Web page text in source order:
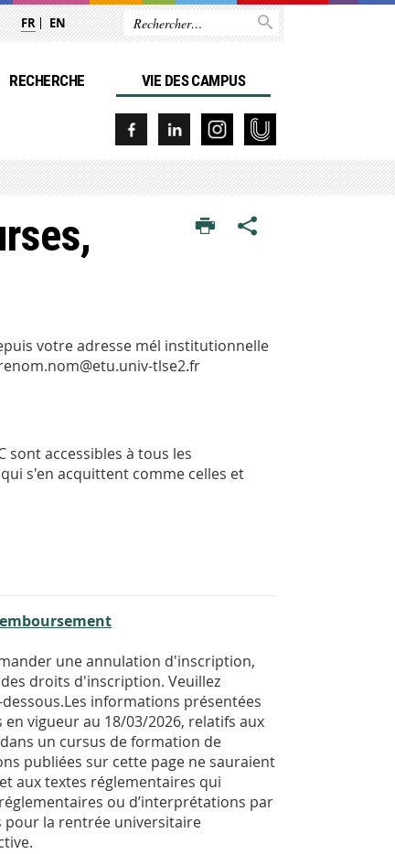
FR EN
RECHERCHE VIE DES CAMPUS
votre adresse mél institutionnelle
tlse2.fr
sont accessibles à tous les
s'en acquittent comme celles et
une annulation d'inscription,
droits d'inscription. Veuillez
informations présentées
vigueur au 18/03/2026, relatifs aux
un cursus de formation de
publiées sur cette page ne sauraient
aux textes réglementaires qui
ou d’interprétations par
pour la rentrée universitaire